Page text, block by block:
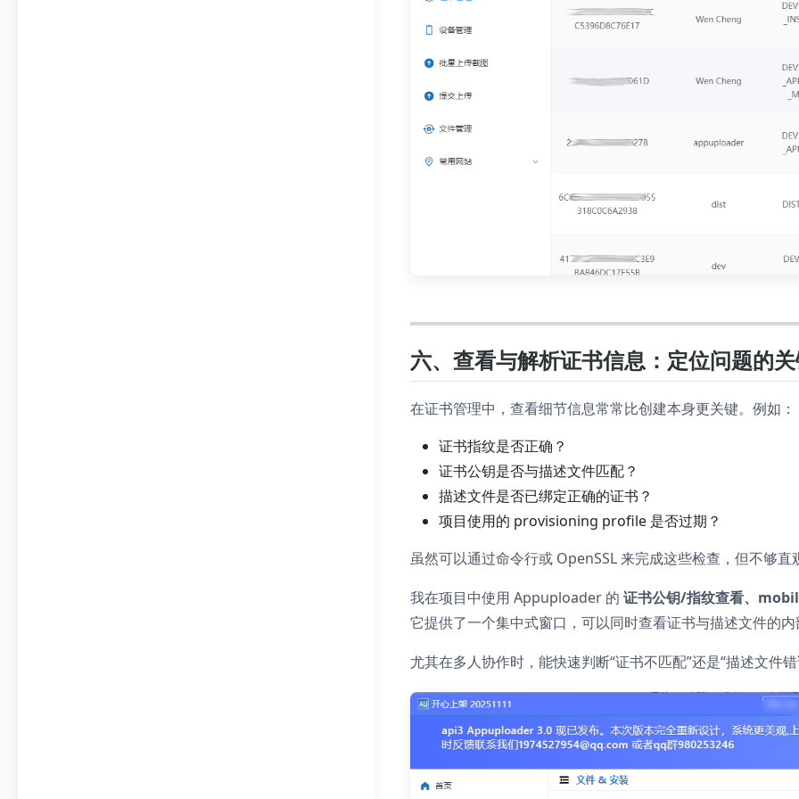
六、查看与解析证书信息：定位问题的
在证书管理中，查看细节信息常常比创建本身更关键。例如：
证书指纹是否正确？
证书公钥是否与描述文件匹配？
描述文件是否已绑定正确的证书？
项目使用的 provisioning profile 是否过期？
虽然可以通过命令行或 OpenSSL 来完成这些检查，但不够直
我在项目中使用 Appuploader 的 证书公钥/指纹查看、
它提供了一个集中式窗口，可以同时查看证书与描述文件的
尤其在多人协作时，能快速判断“证书不匹配”还是“描述文件